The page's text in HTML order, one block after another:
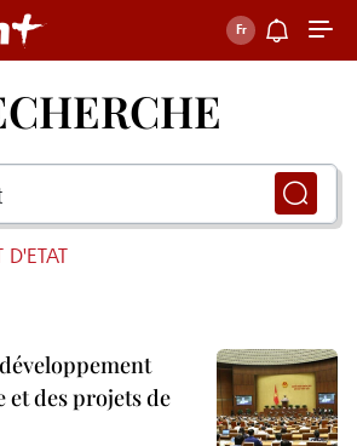
D'ETAT
et des projets de